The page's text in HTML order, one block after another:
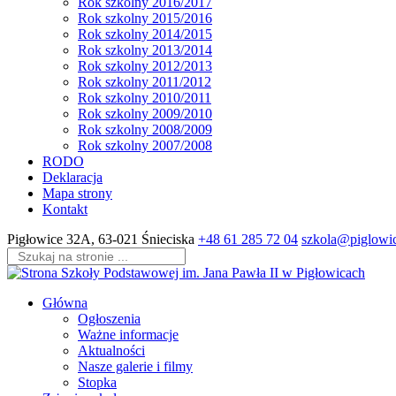
Rok szkolny 2015/2016
Rok szkolny 2014/2015
Rok szkolny 2013/2014
Rok szkolny 2012/2013
Rok szkolny 2011/2012
Rok szkolny 2010/2011
Rok szkolny 2009/2010
Rok szkolny 2008/2009
Rok szkolny 2007/2008
RODO
Deklaracja
Mapa strony
Kontakt
Skip
content
Enter)
Pigłowice 32A, 63-021 Śnieciska +48 61 285 72 04
Główna
Ogłoszenia
Ważne informacje
Aktualności
Nasze galerie i filmy
Stopka